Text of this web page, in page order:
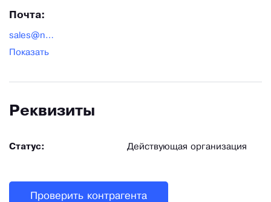
Почта:
sales@nailmag.ru
Показать
Реквизиты
Статус: Действующая организация
Проверить контрагента